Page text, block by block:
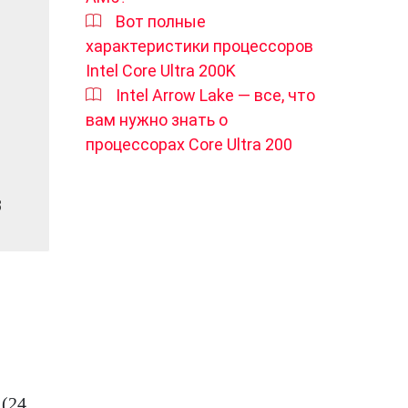
Вот полные
характеристики процессоров
Intel Core Ultra 200K
Intel Arrow Lake — все, что
вам нужно знать о
процессорах Core Ultra 200